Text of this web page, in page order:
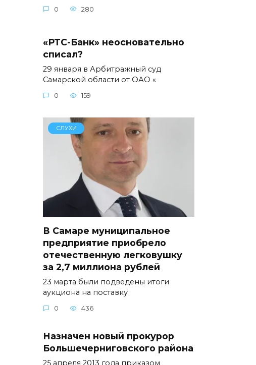
0 280
«РТС-Банк» неосновательно
списал?
29 января в Арбитражный суд
Самарской области от ОАО «
0 159
СЛУХИ
В Самаре муниципальное
предприятие приобрело
отечественную легковушку
за 2,7 миллиона рублей
23 марта были подведены итоги
аукциона на поставку
0 436
Назначен новый прокурор
Большечерниговского района
25 апреля 2013 года приказом